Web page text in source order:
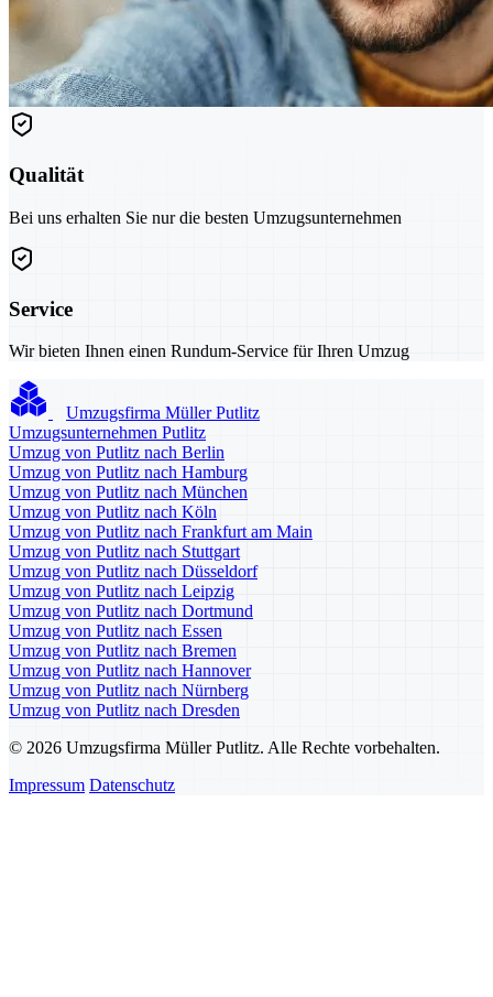
Qualität
Bei uns erhalten Sie nur die besten Umzugsunternehmen
Service
Wir bieten Ihnen einen Rundum-Service für Ihren Umzug
Umzugsfirma Müller Putlitz
Umzugsunternehmen Putlitz
Umzug von Putlitz nach Berlin
Umzug von Putlitz nach Hamburg
Umzug von Putlitz nach München
Umzug von Putlitz nach Köln
Umzug von Putlitz nach Frankfurt am Main
Umzug von Putlitz nach Stuttgart
Umzug von Putlitz nach Düsseldorf
Umzug von Putlitz nach Leipzig
Umzug von Putlitz nach Dortmund
Umzug von Putlitz nach Essen
Umzug von Putlitz nach Bremen
Umzug von Putlitz nach Hannover
Umzug von Putlitz nach Nürnberg
Umzug von Putlitz nach Dresden
© 2026 Umzugsfirma Müller Putlitz. Alle Rechte vorbehalten.
Impressum Datenschutz